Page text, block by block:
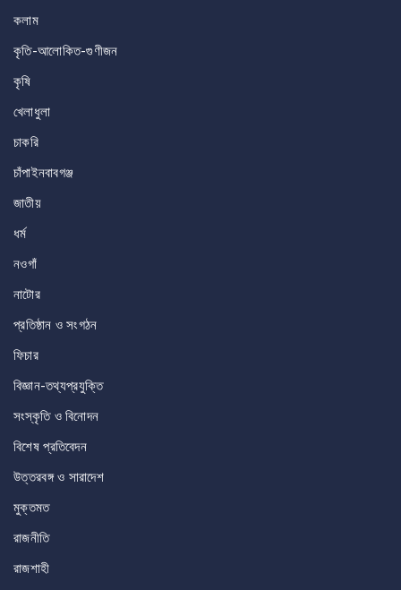
কলাম
কৃতি-আলোকিত-গুণীজন
কৃষি
খেলাধুলা
চাকরি
চাঁপাইনবাবগঞ্জ
জাতীয়
ধর্ম
নওগাঁ
নাটোর
প্রতিষ্ঠান ও সংগঠন
ফিচার
বিজ্ঞান-তথ্যপ্রযুক্তি
সংস্কৃতি ও বিনোদন
বিশেষ প্রতিবেদন
উত্তরবঙ্গ ও সারাদেশ
মুক্তমত
রাজনীতি
রাজশাহী